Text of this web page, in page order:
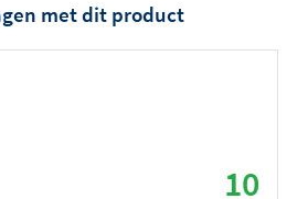
met dit product
10